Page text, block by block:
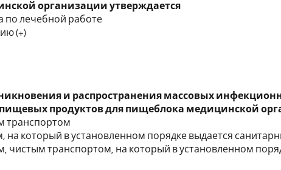
организации утверждается
по лечебной работе
(+)
и распространения массовых
продуктов для пищеблока медицинской
транспортом
на который в установленном порядке выдается
чистым транспортом, на который в установленном